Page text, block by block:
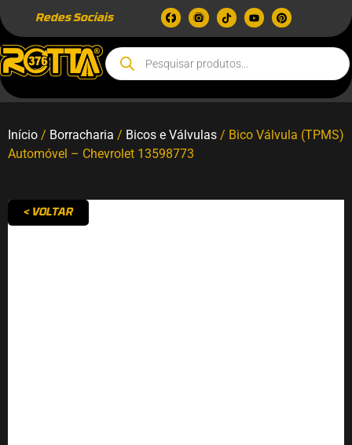
Redes Sociais
Início / Borracharia / Bicos e Válvulas / Bico Válvula (TPMS)
Automóvel – Chevrolet 13598773
< VOLTAR